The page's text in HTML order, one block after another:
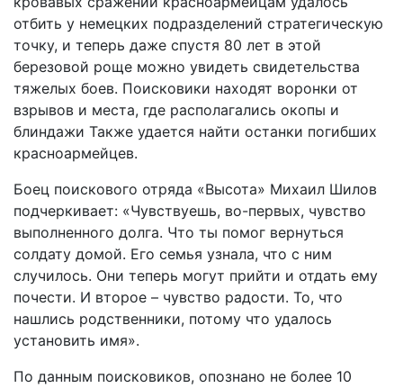
отбить у немецких подразделений стратегическую
точку, и теперь даже спустя 80 лет в этой
березовой роще можно увидеть свидетельства
тяжелых боев. Поисковики находят воронки от
взрывов и места, где располагались окопы и
блиндажи Также удается найти останки погибших
красноармейцев.
Боец поискового отряда «Высота» Михаил Шилов
подчеркивает: «Чувствуешь, во-первых, чувство
выполненного долга. Что ты помог вернуться
солдату домой. Его семья узнала, что с ним
случилось. Они теперь могут прийти и отдать ему
почести. И второе – чувство радости. То, что
нашлись родственники, потому что удалось
установить имя».
По данным поисковиков, опознано не более 10